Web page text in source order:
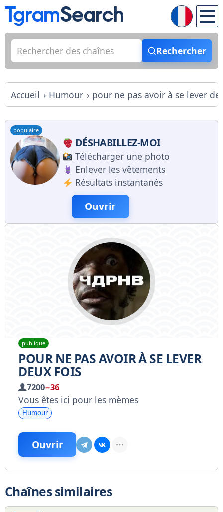
Rechercher
Accueil Humour pour ne pas avoir à se lever
populaire
DÉSHABILLEZ-MOI
Télécharger une photo
Enlever les vêtements
Résultats instantanés
Ouvrir
publique
POUR NE PAS AVOIR À SE LEVER
DEUX FOIS
7200−36
Vous êtes ici pour les mèmes
Humour
Ouvrir
Chaînes similaires